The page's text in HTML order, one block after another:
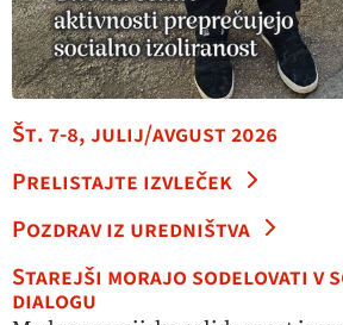
Št. 7-8, julij/avgust 2026
Prelistajte izvleček
Pozdrav iz uredništva
Starejši morajo sodelovati v
dialogu